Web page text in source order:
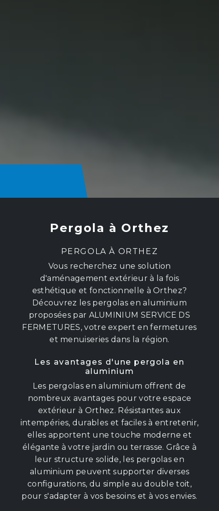
Pergola à Orthez
PERGOLA À ORTHEZ
Vous recherchez une solution
d'aménagement extérieur à la fois
esthétique et fonctionnelle à Orthez?
Découvrez les pergolas en aluminium
proposées par ALUMINIUM SERVICE DS
FERMETURES, votre expert en fermetures
et menuiseries dans la région.
Les avantages d'une pergola en
aluminium
Les pergolas en aluminium offrent de
nombreux avantages pour votre espace
extérieur à Orthez. Résistantes aux
intempéries, durables et faciles à entretenir,
elles apportent une touche moderne et
élégante à votre jardin ou terrasse. Grâce à
leur structure solide, les pergolas en
aluminium peuvent supporter diverses
configurations, du simple au double toit,
pour s'adapter à vos besoins et à vos envies.